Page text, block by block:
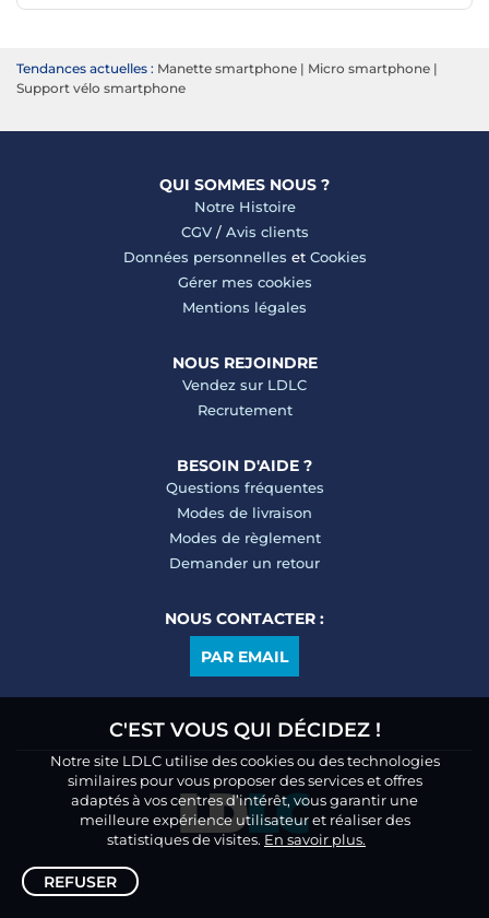
Tendances actuelles : Manette smartphone | Micro smartphone |
Support vélo smartphone
QUI SOMMES NOUS ?
Notre Histoire
CGV/ Avis clients
Données personnelles et Cookies
Gérer mes cookies
Mentions légales
NOUS REJOINDRE
Vendez sur LDLC
Recrutement
BESOIN D'AIDE ?
Questions fréquentes
Modes de livraison
Modes de règlement
Demander un retour
NOUS CONTACTER :
PAR EMAIL
C'EST VOUS QUI DÉCIDEZ !
Notre site LDLC utilise des cookies ou des technologies
similaires pour vous proposer des services et offres
adaptés à vos centres d’intérêt, vous garantir une
meilleure expérience utilisateur et réaliser des
statistiques de visites. En savoir plus.
REFUSER